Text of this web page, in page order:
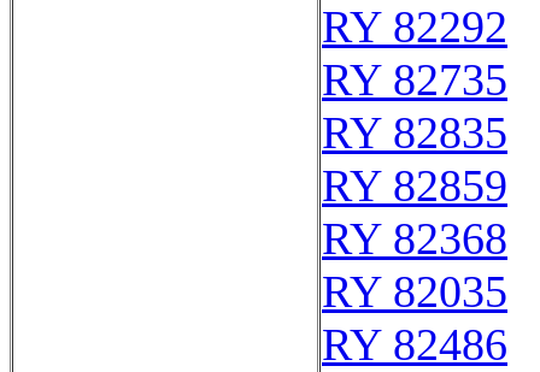
RY 82292
RY 82735
RY 82835
RY 82859
RY 82368
RY 82035
RY 82486